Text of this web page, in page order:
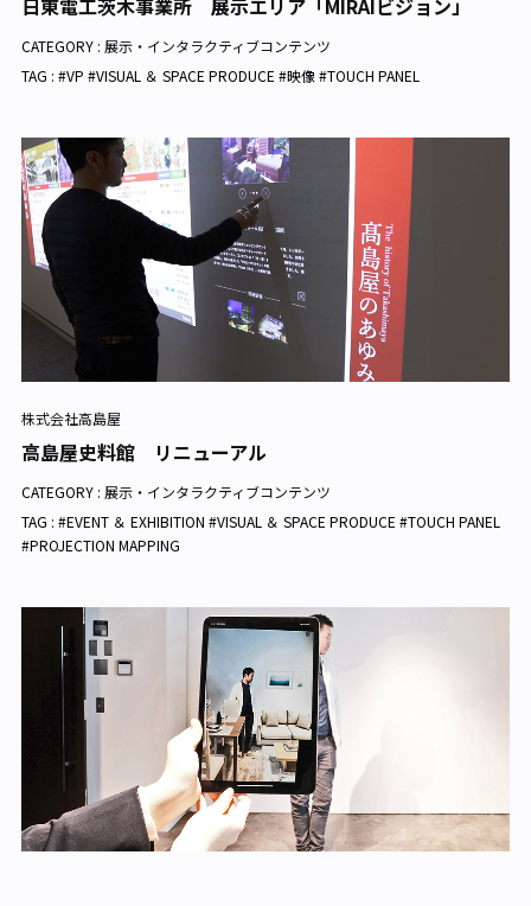
日東電工茨木事業所 展示エリア「MIRAIビジョン」
CATEGORY : 展示・インタラクティブコンテンツ
TAG : #VP #VISUAL ＆ SPACE PRODUCE #映像 #TOUCH PANEL
株式会社高島屋
高島屋史料館 リニューアル
CATEGORY : 展示・インタラクティブコンテンツ
TAG : #EVENT ＆ EXHIBITION #VISUAL ＆ SPACE PRODUCE #TOUCH PANEL
#PROJECTION MAPPING